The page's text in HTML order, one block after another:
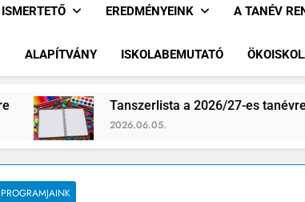
ISMERTETŐ EREDMÉNYEINK A TANÉV
ALAPÍTVÁNY ISKOLABEMUTATÓ
Tanszerlista a 2026/27-es tanévre
2026.06.05.
PROGRAMJAINK